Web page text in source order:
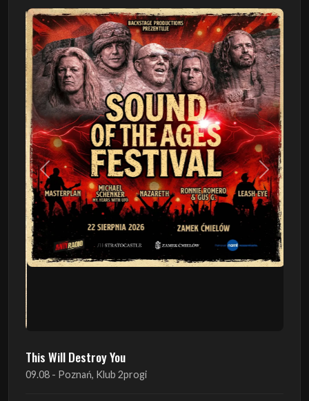
Poprzedni Następny
This Will Destroy You
09.08 - Poznań, Klub 2progi
Sound Of The Ages Festival
22.08 - Ćmielów, Zamek Ćmielów